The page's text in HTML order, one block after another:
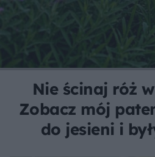
Nie ścinaj róż
Zobacz mój
do jesieni i